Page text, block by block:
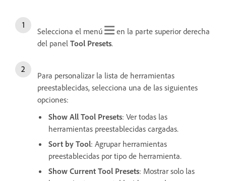
Selecciona el menú
en la parte superior derecha
del panel Tool Presets.
Para personalizar la lista de herramientas
preestablecidas, selecciona una de las siguientes
opciones:
Show All Tool Presets: Ver todas las
herramientas preestablecidas cargadas.
Sort by Tool: Agrupar herramientas
preestablecidas por tipo de herramienta.
Show Current Tool Presets: Mostrar solo las